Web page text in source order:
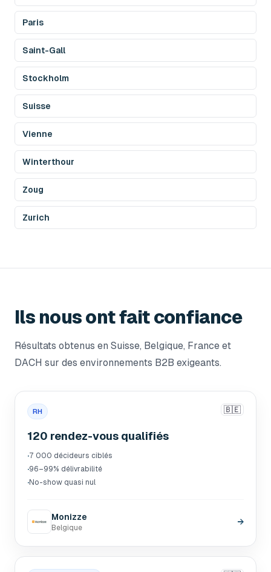
Paris
Saint-Gall
Stockholm
Suisse
Vienne
Winterthour
Zoug
Zurich
Ils nous ont fait confiance
Résultats obtenus en Suisse, Belgique, France et
DACH sur des environnements B2B exigeants.
RH 🇧🇪
120 rendez-vous qualifiés
·7 000 décideurs ciblés
·96–99% délivrabilité
·No-show quasi nul
Monizze
Belgique
→